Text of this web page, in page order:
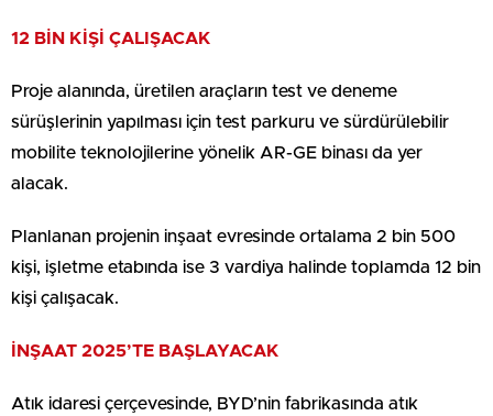
12 BİN KİŞİ ÇALIŞACAK
Proje alanında, üretilen araçların test ve deneme
sürüşlerinin yapılması için test parkuru ve sürdürülebilir
mobilite teknolojilerine yönelik AR-GE binası da yer
alacak.
Planlanan projenin inşaat evresinde ortalama 2 bin 500
kişi, işletme etabında ise 3 vardiya halinde toplamda 12 bin
kişi çalışacak.
İNŞAAT 2025’TE BAŞLAYACAK
Atık idaresi çerçevesinde, BYD’nin fabrikasında atık